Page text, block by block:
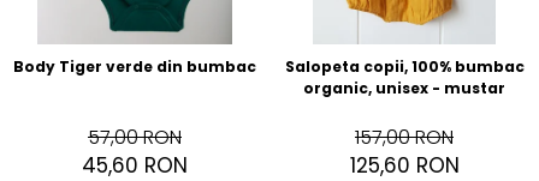
Body Tiger verde din bumbac
57,00 RON
45,60 RON
Salopeta copii, 100% bumbac
organic, unisex - mustar
157,00 RON
125,60 RON